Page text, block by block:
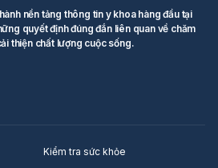
nền tảng thông tin y khoa hàng đầu tại
quyết định đúng đắn liên quan về chăm
thiện chất lượng cuộc sống.
Kiểm tra sức khỏe